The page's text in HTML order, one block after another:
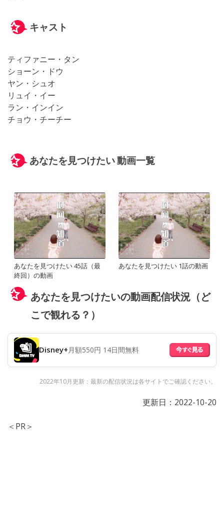
キャスト
ティファニー・タン
ショーン・ドウ
ヤン・シュオ
リュイ・イー
ラン・インイン
チョウ・チーチー
あなたを見つけたい 動画一覧
あなたを見つけたい 45話（最
終回）の動画
あなたを見つけたい 1話の動画
あなたを見つけたいの動画配信状況（ど
こで観れる？）
Disney+月額550円 14日間無料
2022年10月更新：最新の配信状況は各サイトでご確認ください。
更新日： 2022-10-20
＜PR＞